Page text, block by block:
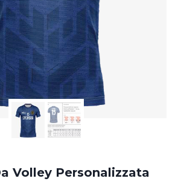
Volley Personalizzata